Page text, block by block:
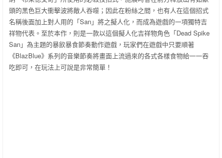
頭的黑色巨大衝擊波將敵人吞噬；因此在粉絲之間，也有人在這個招式
名稱後面加上對人用的「San」將之擬人化，而成為遊戲的一項獨特吉
祥物代表。至於本作，則是一款以這個擬人化吉祥物角色「Dead Spike
San」為主題的暴飲暴食節奏動作遊戲，玩家們在遊戲中只要順著
《BlazBlue》系列的音樂節奏將畫面上流過來的各式各樣食物給一一吞
吃即可，在玩法上可說是非常簡單！